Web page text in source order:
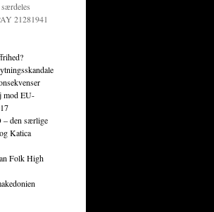
21281941
mod EU-
– den særlige
Katica
Folk High